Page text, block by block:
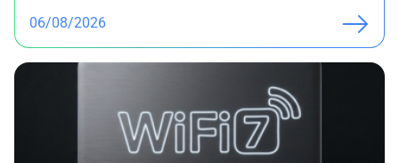
06/08/2026